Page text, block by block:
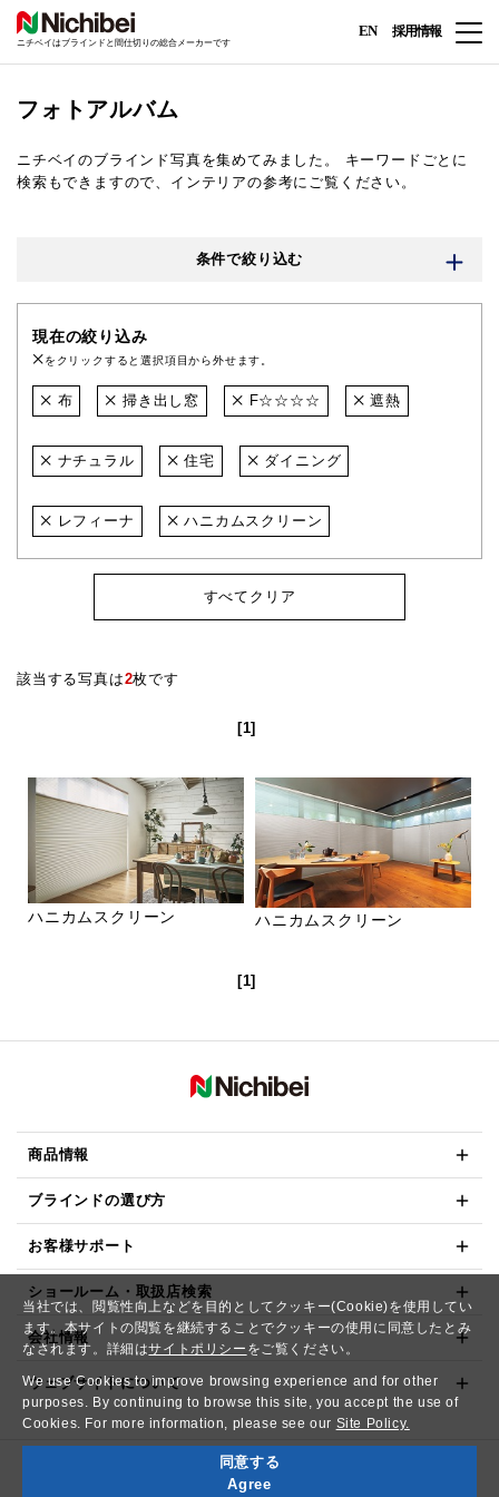
当社では、閲覧性向上などを目的としてクッキー(Cookie)を使用してい
ます。本サイトの閲覧を継続することでクッキーの使用に同意したとみ
なされます。詳細はサイトポリシー をご覧ください。
We use Cookies to improve browsing experience and for other
purposes. By continuing to browse this site, you accept the use of
Cookies. For more information, please see our Site Policy.
同意する
Agree
ニチベイはブラインドと間仕切りの総合メーカーです
EN 採用情報
フォトアルバム
ニチベイのブラインド写真を集めてみました。
キーワードごとに
検索もできますので、インテリアの参考にご覧ください。
条件で絞り込む
現在の絞り込み
をクリックすると選択項目から外せます。
布 掃き出し窓 F☆☆☆☆ 遮熱
ナチュラル 住宅 ダイニング
レフィーナ ハニカムスクリーン
すべてクリア
該当する写真は2枚です
[1]
ハニカムスクリーン ハニカムスクリーン
[1]
商品情報
ブラインドの選び方
お客様サポート
ショールーム・取扱店検索
会社情報
ウェブサイトについて
Copyright© NICHIBEI CO.,LTD. All Rights Reserved.